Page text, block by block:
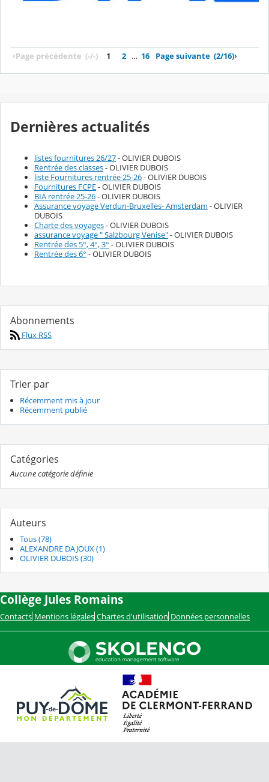
‹Page précédente (-/-) 1 2 … 16 Page suivante (2/16)›
Dernières actualités
listes fournitures 26/27- OLIVIER DUBOIS
Rentrée des classes- OLIVIER DUBOIS
liste Fournitures rentrée 25-26- OLIVIER DUBOIS
Fournitures FCPE- OLIVIER DUBOIS
BIA rentrée 25-26- OLIVIER DUBOIS
Assurance voyage Verdun-Bruxelles- Amsterdam - OLIVIER
DUBOIS
Charte des voyages- OLIVIER DUBOIS
assurance voyage " Salzbourg Venise"- OLIVIER DUBOIS
Rentrée des 5°, 4°, 3° - OLIVIER DUBOIS
Rentrée des 6° - OLIVIER DUBOIS
Abonnements
Flux RSS
Trier par
Récemment mis à jour
Récemment publié
Catégories
Aucune catégorie définie
Auteurs
Tous (78)
ALEXANDRE DAJOUX (1)
OLIVIER DUBOIS (30)
Collège Jules Romains
Contacts Mentions légales Chartes d'utilisation Données personnelles